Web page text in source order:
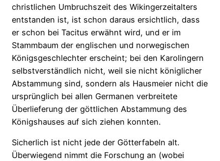
christlichen Umbruchszeit des Wikingerzeitalters
entstanden ist, ist schon daraus ersichtlich, dass
er schon bei Tacitus erwähnt wird, und er im
Stammbaum der englischen und norwegischen
Königsgeschlechter erscheint; bei den Karolingern
selbstverständlich nicht, weil sie nicht königlicher
Abstammung sind, sondern als Hausmeier nicht die
ursprünglich bei allen Germanen verbreitete
Überlieferung der göttlichen Abstammung des
Königshauses auf sich ziehen konnten.
Sicherlich ist nicht jede der Götterfabeln alt.
Überwiegend nimmt die Forschung an (wobei